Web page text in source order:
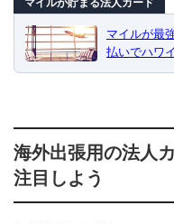
マイルが貯まる法人カード
マイルが最
払いでハワ
海外出張用の法人
注目しよう